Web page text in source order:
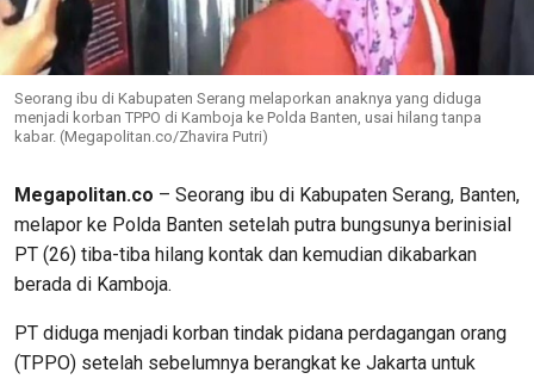
Seorang ibu di Kabupaten Serang melaporkan anaknya yang diduga
menjadi korban TPPO di Kamboja ke Polda Banten, usai hilang tanpa
kabar. (Megapolitan.co/Zhavira Putri)
Megapolitan.co – Seorang ibu di Kabupaten Serang, Banten,
melapor ke Polda Banten setelah putra bungsunya berinisial
PT (26) tiba-tiba hilang kontak dan kemudian dikabarkan
berada di Kamboja.
PT diduga menjadi korban tindak pidana perdagangan orang
(TPPO) setelah sebelumnya berangkat ke Jakarta untuk